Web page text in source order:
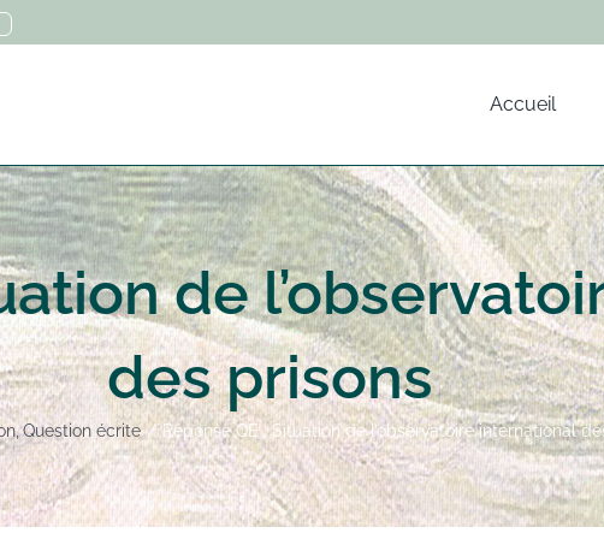
Accueil
de
des prisons
Question écrite Réponse QE : Situation de l’observatoire international